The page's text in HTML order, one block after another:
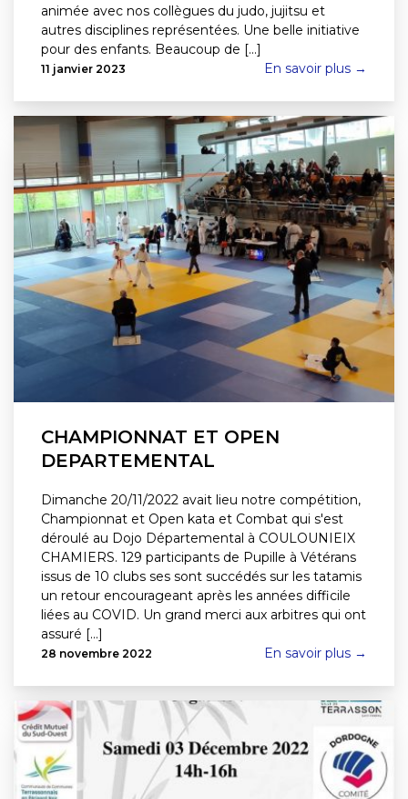
animée avec nos collègues du judo, jujitsu et
autres disciplines représentées. Une belle initiative
pour des enfants. Beaucoup de [...]
11 janvier 2023 En savoir plus →
CHAMPIONNAT ET OPEN
DEPARTEMENTAL
Dimanche 20/11/2022 avait lieu notre compétition,
Championnat et Open kata et Combat qui s'est
déroulé au Dojo Départemental à COULOUNIEIX
CHAMIERS. 129 participants de Pupille à Vétérans
issus de 10 clubs ses sont succédés sur les tatamis
un retour encourageant après les années difficile
liées au COVID. Un grand merci aux arbitres qui ont
assuré [...]
28 novembre 2022 En savoir plus →